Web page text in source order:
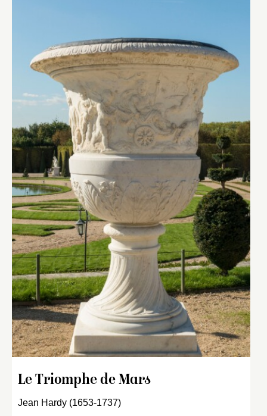
Le Triomphe de Mars
Jean Hardy (1653-1737)